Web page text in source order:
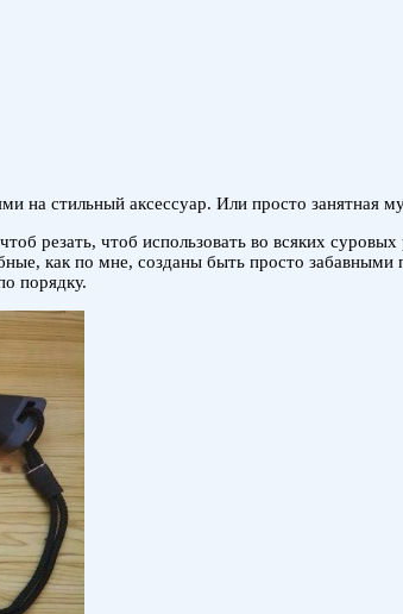
на стильный аксессуар. Или просто занятная
резать, чтоб использовать во всяких
как по мне, созданы быть просто
порядку.